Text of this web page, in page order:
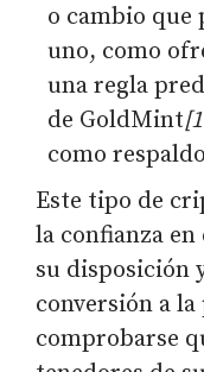
o cambio que
uno, como
una regla
de GoldMint
como
Este tipo de
la confianza
su disposición
conversión a
comprobarse